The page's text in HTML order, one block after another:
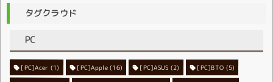
タグクラウド
PC
[PC]Acer (1) [PC]Apple(16) [PC]ASUS (2) [PC]BTO (5)